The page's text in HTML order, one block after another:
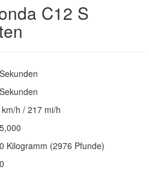
C12 S
h / 217 mi/h
Kilogramm (2976 Pfunde)